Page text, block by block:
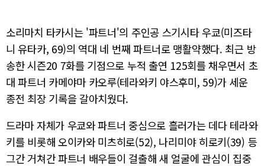
소리마치 타카시는 '파트너'의 주인공 스기시타 우쿄(미즈타
니 유타카, 69)의 역대 네 번째 파트너로 맹활약했다. 최근 방
송한 시즌20 7화를 기점으로 누적 출연 125회를 채우면서 초
대 파트너 카메야마 카오루(테라와키 야스후미, 59)가 세운
종전 최장 기록을 갈아치웠다.
드라마 자체가 우쿄와 파트너 중심으로 흘러가는 데다 테라와
키를 비롯해 오이카와 미츠히로(52), 나리미야 히로키(39) 등
그간 거쳐간 파트너 배우들이 걸출해 새 얼굴에 관심이 집중